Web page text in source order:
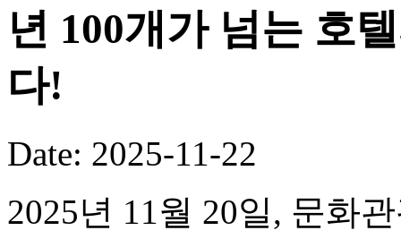
년 100개가 넘는 호
다!
Date: 2025-11-22
2025년 11월 20일, 문화